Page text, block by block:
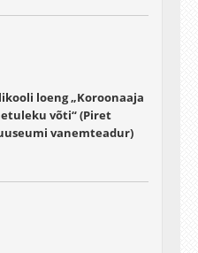
loeng „Koroonaaja
võti“ (Piret
vanemteadur)